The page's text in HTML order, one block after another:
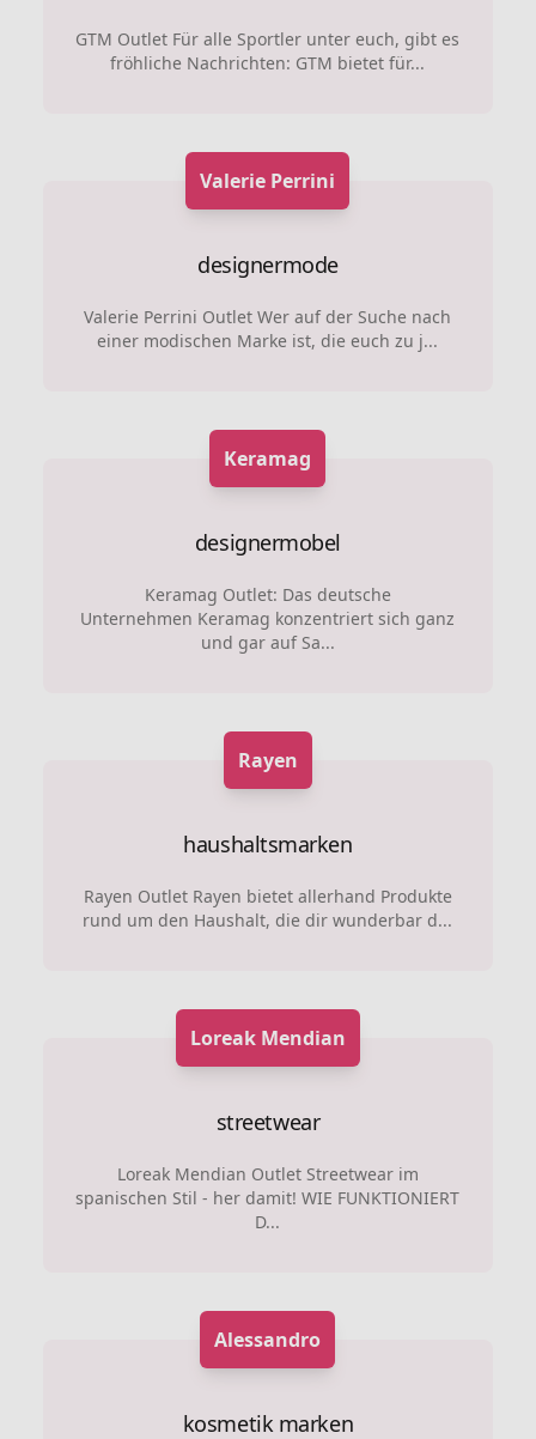
GTM Outlet Für alle Sportler unter euch, gibt es
fröhliche Nachrichten: GTM bietet für...
Valerie Perrini
designermode
Valerie Perrini Outlet Wer auf der Suche nach
einer modischen Marke ist, die euch zu j...
Keramag
designermobel
Keramag Outlet: Das deutsche
Unternehmen Keramag konzentriert sich ganz
und gar auf Sa...
Rayen
haushaltsmarken
Rayen Outlet Rayen bietet allerhand Produkte
rund um den Haushalt, die dir wunderbar d...
Loreak Mendian
streetwear
Loreak Mendian Outlet Streetwear im
spanischen Stil - her damit! WIE FUNKTIONIERT
D...
Alessandro
kosmetik marken